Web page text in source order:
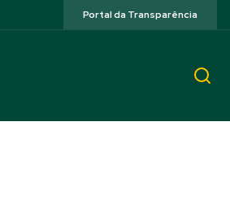
Portal da Transparência